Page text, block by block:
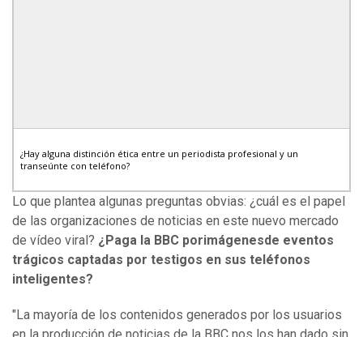
¿Hay alguna distinción ética entre un periodista profesional y un
transeúnte con teléfono?
Lo que plantea algunas preguntas obvias: ¿cuál es el papel
de las organizaciones de noticias en este nuevo mercado
de vídeo viral? ¿Paga la BBC porimágenesde eventos
trágicos captadas por testigos en sus teléfonos
inteligentes?
"La mayoría de los contenidos generados por los usuarios